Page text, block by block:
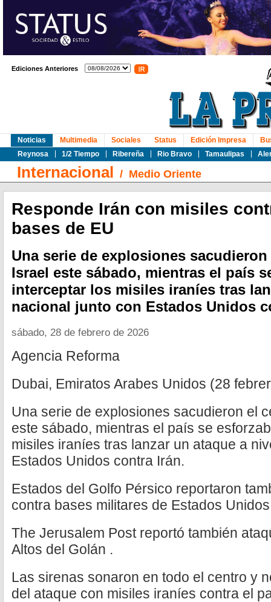
Ediciones Anteriores
Noticias
Reynosa
1/2 Tiempo Ribereña Rio Bravo Tamaulipas
Multimedia Sociales Status Edición Impresa
Internacional / Medio Oriente
Responde Irán con misiles
bases de EU
Una serie de explosiones
Israel este sábado, mientras el país
interceptar los misiles iraníes tras
nacional junto con Estados Unidos
sábado, 28 de febrero de 2026
Agencia Reforma
Dubai, Emiratos Arabes Unidos (28
Una serie de explosiones sacudieron el
este sábado, mientras el país se
misiles iraníes tras lanzar un ataque a
Estados Unidos contra Irán.
Estados del Golfo Pérsico reportaron
contra bases militares de Estados
The Jerusalem Post reportó también
Altos del Golán .
Las sirenas sonaron en todo el centro y
del ataque con misiles iraníes contra el